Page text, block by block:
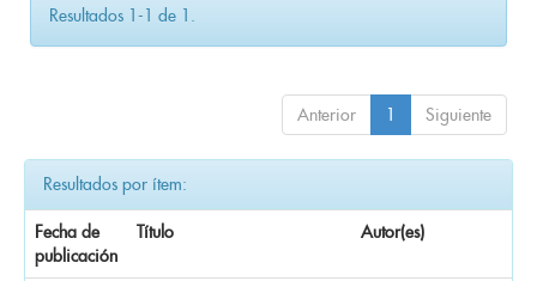
Resultados 1-1 de 1.
Anterior 1 Siguiente
Resultados por ítem:
Fecha de
publicación
Título Autor(es)